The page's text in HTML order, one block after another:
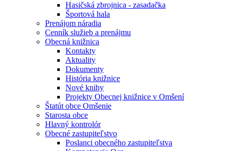
Hasičská zbrojnica - zasadačka
Športová hala
Prenájom náradia
Cenník služieb a prenájmu
Obecná knižnica
Kontakty
Aktuality
Dokumenty
História knižnice
Nové knihy
Projekty Obecnej knižnice v Omšení
Štatút obce Omšenie
Starosta obce
Hlavný kontrolór
Obecné zastupiteľstvo
Poslanci obecného zastupiteľstva